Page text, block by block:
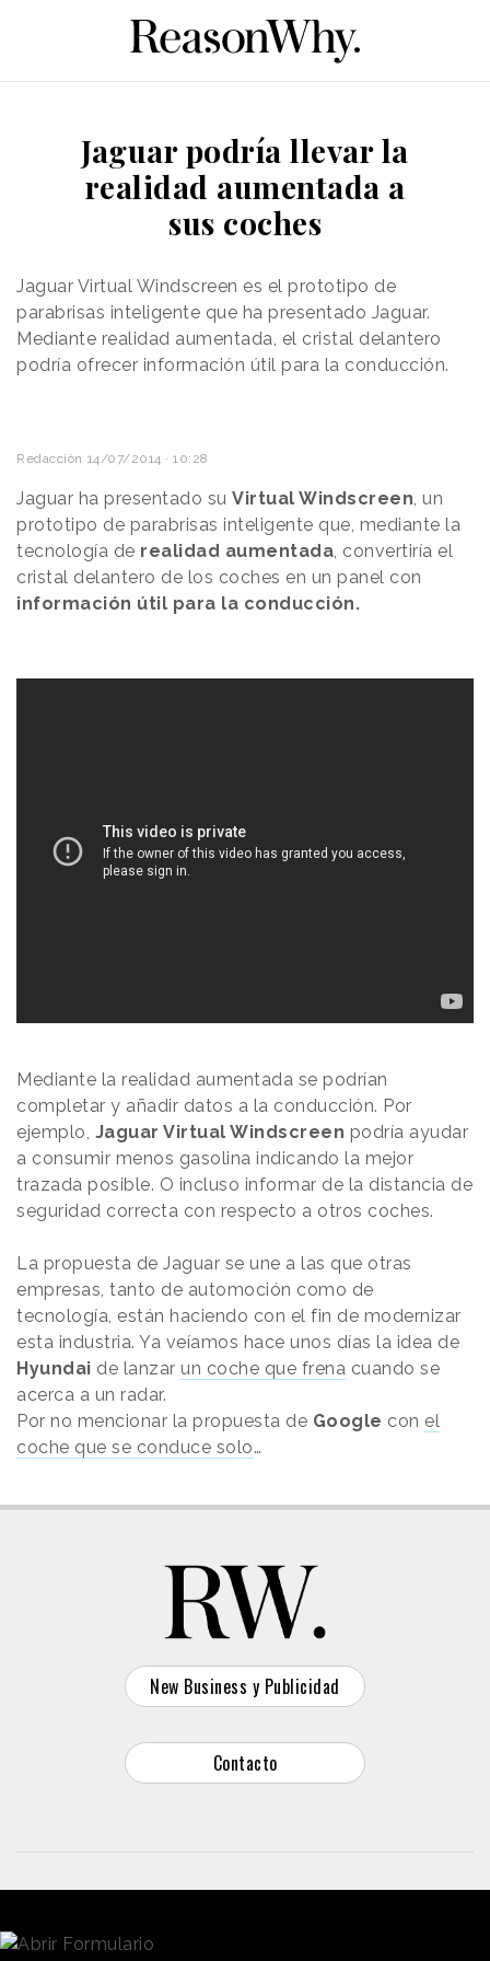
Jaguar podría llevar la
realidad aumentada a
sus coches
Jaguar Virtual Windscreen es el prototipo de
parabrisas inteligente que ha presentado Jaguar.
Mediante realidad aumentada, el cristal delantero
podría ofrecer información útil para la conducción.
Redacción 14/07/2014 · 10:28
Jaguar ha presentado su Virtual Windscreen , un
prototipo de parabrisas inteligente que, mediante la
tecnología de realidad aumentada , convertiría el
cristal delantero de los coches en un panel con
información útil para la conducción.
Mediante la realidad aumentada se podrían
completar y añadir datos a la conducción. Por
ejemplo, Jaguar Virtual Windscreen podría ayudar
a consumir menos gasolina indicando la mejor
trazada posible. O incluso informar de la distancia de
seguridad correcta con respecto a otros coches.
La propuesta de Jaguar se une a las que otras
empresas, tanto de automoción como de
tecnología, están haciendo con el fin de modernizar
esta industria. Ya veíamos hace unos días la idea de
Hyundai de lanzar un coche que frena cuando se
acerca a un radar.
Por no mencionar la propuesta de Google con el
coche que se conduce solo…
New Business y Publicidad
Contacto
© 2026 Reason Why
Dirección: